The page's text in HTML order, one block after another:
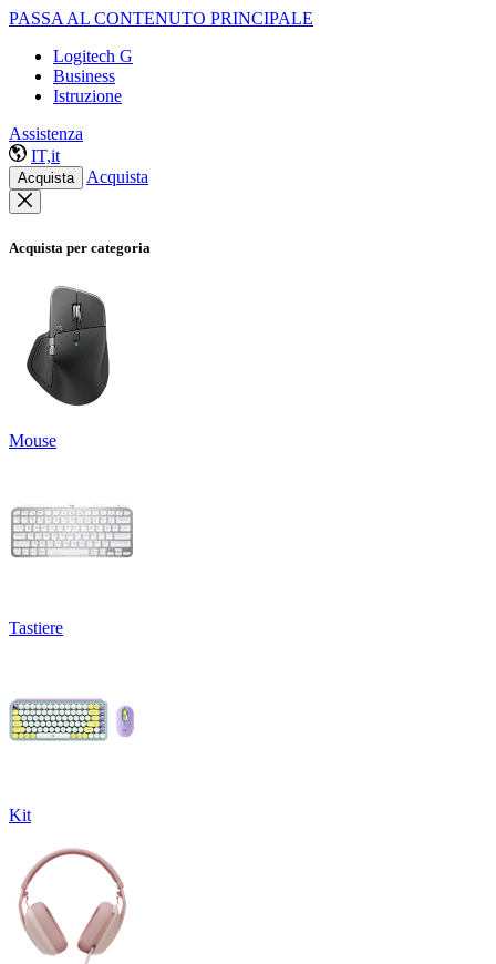
PASSA AL CONTENUTO PRINCIPALE
Logitech G
Business
Istruzione
Assistenza
IT,it
Acquista Acquista
Acquista per categoria
Mouse
Tastiere
Kit